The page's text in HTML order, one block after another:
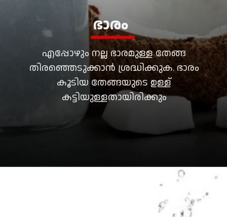
എപ്പോഴും നല്ല ഭാരമുള്ള തേങ്ങ
തിരഞ്ഞെടുക്കാൻ ശ്രദ്ധിക്കുക. ഭാരം
കൂടിയ തേങ്ങയുടെ ഉള്ള്
കട്ടിയുള്ളതായിരിക്കും
ഭാരം